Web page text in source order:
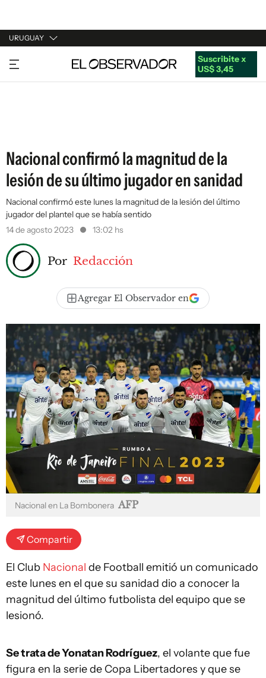
URUGUAY
URUGUAY
ARGENTINA
Suscribite x
US$ 3,45
Nacional confirmó la magnitud de la
lesión de su último jugador en sanidad
Nacional confirmó este lunes la magnitud de la lesión del último
jugador del plantel que se había sentido
14 de agosto 2023
13:02 hs
Por Redacción
Agregar El Observador en
Nacional en La Bombonera AFP
Compartir
El Club Nacional de Football emitió un comunicado
este lunes en el que su sanidad dio a conocer la
magnitud del último futbolista del equipo que se
lesionó.
Se trata de Yonatan Rodríguez, el volante que fue
figura en la serie de Copa Libertadores y que se